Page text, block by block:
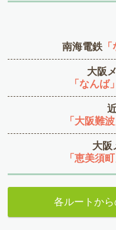
南海電鉄「
大阪
「なんば
「大阪難
大阪
「恵美須
各ルートか